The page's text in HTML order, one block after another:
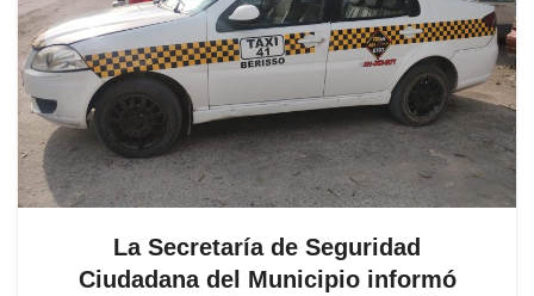
La Secretaría de Seguridad
Ciudadana del Municipio informó